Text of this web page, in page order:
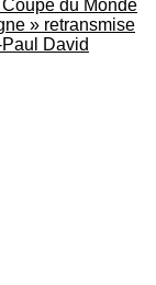
du Monde
» retransmise
David